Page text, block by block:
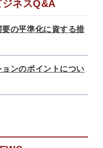
ネスQ&A
の平準化に資する措
ンのポイントについ